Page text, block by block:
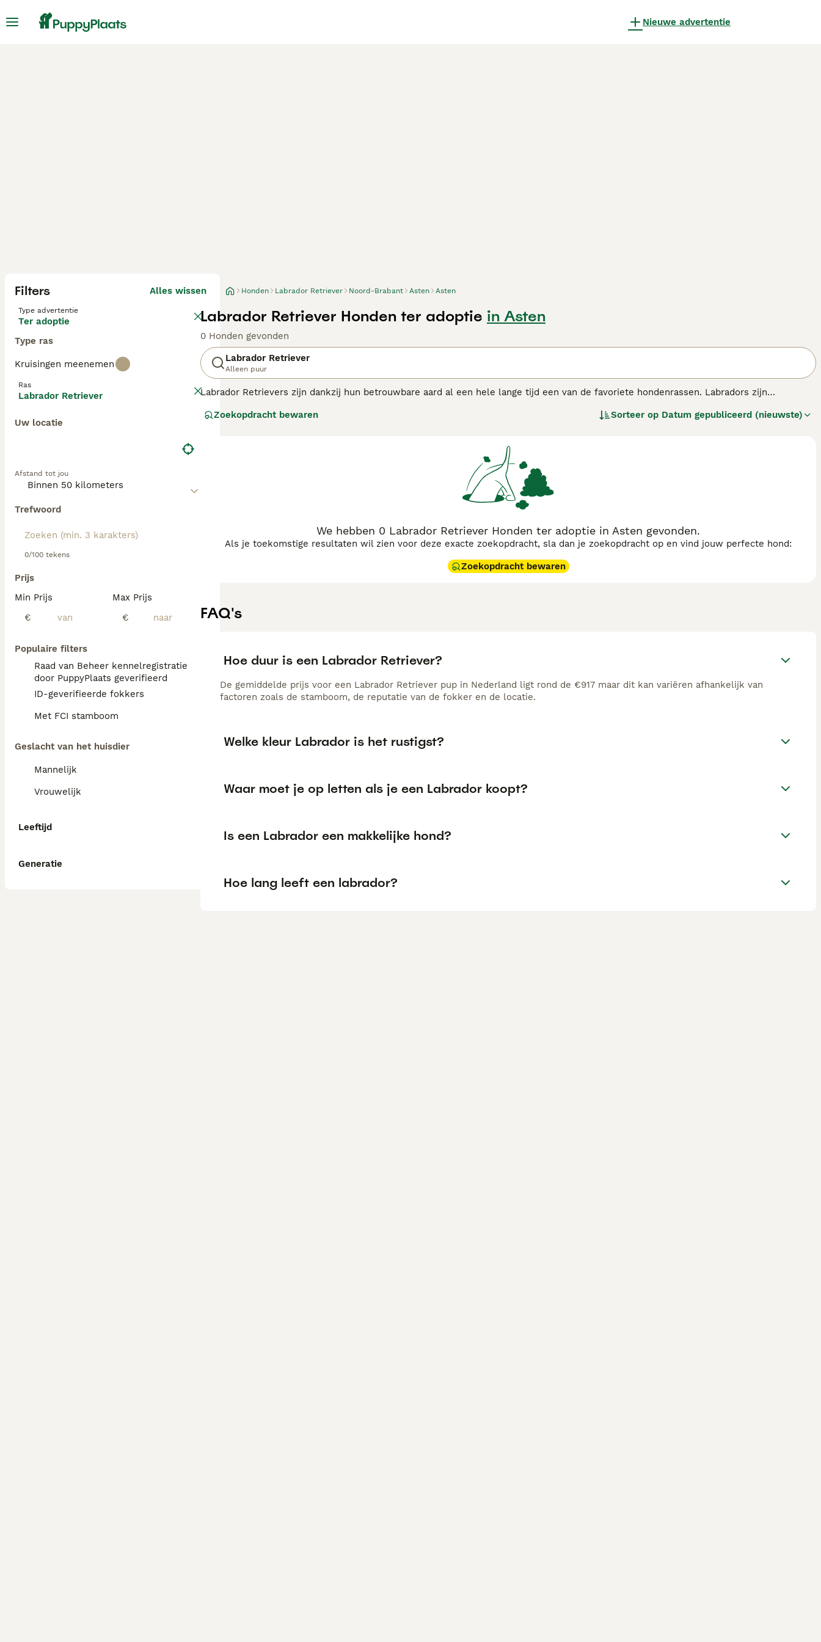
Nieuwe advertentie
Filters Alles wissen
Type advertentie
Ter adoptie
Type ras
Kruisingen meenemen
Ras
Labrador Retriever
Uw locatie
Afstand tot jou
Trefwoord
0/100 tekens
Prijs
Min Prijs
€
Max Prijs
€
Populaire filters
Raad van Beheer kennelregistratie
door PuppyPlaats geverifieerd
ID-geverifieerde fokkers
Met FCI stamboom
Geslacht van het huisdier
Mannelijk
Vrouwelijk
Leeftijd
Generatie
Honden Labrador Retriever Noord-Brabant Asten Asten
Labrador Retriever Honden ter adoptie in Asten
0 Honden gevonden
Labrador Retriever
Alleen puur
Labrador Retrievers zijn dankzij hun betrouwbare aard al een hele lange tijd een van de favoriete hondenrassen. Labradors zijn
De Labrador Retriever gedijt net zo goed in een huiselijke omgeving als naast zijn baasje in het veld.
Zoekopdracht bewaren Sorteer op Datum gepubliceerd (nieuwste)
We hebben 0 Labrador Retriever Honden ter adoptie in Asten gevonden.
Als je toekomstige resultaten wil zien voor deze exacte zoekopdracht, sla dan je zoekopdracht op en vind jouw perfecte hond:
Zoekopdracht bewaren
FAQ's
Hoe duur is een Labrador Retriever?
De gemiddelde prijs voor een Labrador Retriever pup in Nederland ligt rond de €917 maar dit kan variëren afhankelijk van
factoren zoals de stamboom, de reputatie van de fokker en de locatie.
Welke kleur Labrador is het rustigst?
Waar moet je op letten als je een Labrador koopt?
Is een Labrador een makkelijke hond?
Hoe lang leeft een labrador?